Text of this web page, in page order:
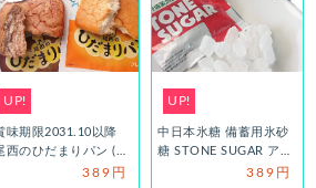
UP!
味期限2031.10以降
西のひだまりパン (プ
レーン/メープル/チョ
389円
UP!
中日本氷糖 備蓄用氷砂
糖 STONE SUGAR アレ
ルギー対応 賞味期限：
389円